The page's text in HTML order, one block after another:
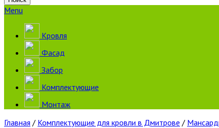
Menu
Кровля
Фасад
Забор
Комплектующие
Монтаж
Главная / Комплектующие для кровли в Дмитрове /